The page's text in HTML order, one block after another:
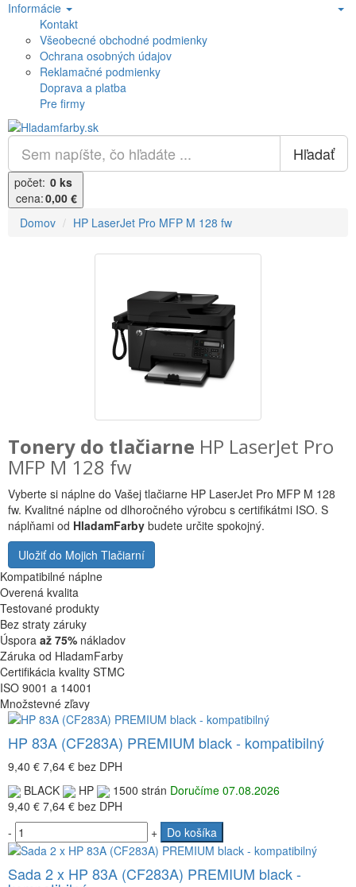
Informácie
Kontakt
Všeobecné obchodné podmienky
Ochrana osobných údajov
Reklamačné podmienky
Doprava a platba
Pre firmy
Hľadať
počet: 0 ks
cena:0,00 €
Domov
HP LaserJet Pro MFP M 128 fw
Tonery do tlačiarne HP LaserJet Pro
MFP M 128 fw
Vyberte si náplne do Vašej tlačiarne HP LaserJet Pro MFP M 128
fw. Kvalitné náplne od dlhoročného výrobcu s certifikátmi ISO. S
náplňami od HladamFarby budete určite spokojný.
Uložiť do Mojich Tlačiarní
Kompatibilné náplne
Overená kvalita
Testované produkty
Bez straty záruky
Úspora až 75% nákladov
Záruka od HladamFarby
Certifikácia kvality STMC
ISO 9001 a 14001
Množstevné zľavy
HP 83A (CF283A) PREMIUM black - kompatibilný
9,40 € 7,64 € bez DPH
BLACK
HP 1500 strán Doručíme 07.08.2026
9,40 € 7,64 € bez DPH
-
+ Do košíka
Sada 2 x HP 83A (CF283A) PREMIUM black -